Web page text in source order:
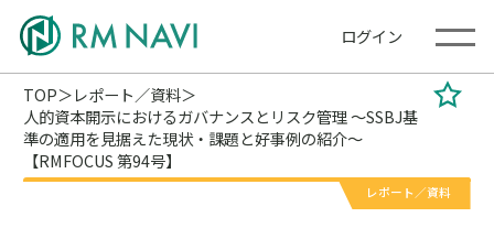
ログイン
TOP
レポート／資料
人的資本開示におけるガバナンスとリスク管理 ～SSBJ基
準の適用を見据えた現状・課題と好事例の紹介～
【RMFOCUS 第94号】
レポート／資料